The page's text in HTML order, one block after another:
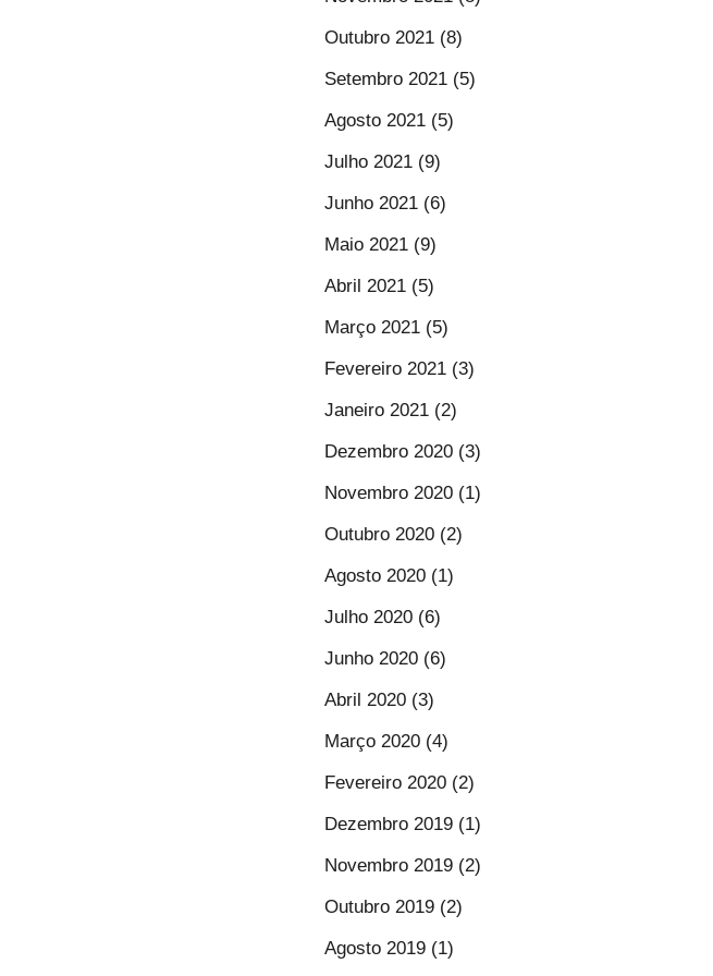
Outubro 2021 (8)
Setembro 2021 (5)
Agosto 2021 (5)
Julho 2021 (9)
Junho 2021 (6)
Maio 2021 (9)
Abril 2021 (5)
Março 2021 (5)
Fevereiro 2021 (3)
Janeiro 2021 (2)
Dezembro 2020 (3)
Novembro 2020 (1)
Outubro 2020 (2)
Agosto 2020 (1)
Julho 2020 (6)
Junho 2020 (6)
Abril 2020 (3)
Março 2020 (4)
Fevereiro 2020 (2)
Dezembro 2019 (1)
Novembro 2019 (2)
Outubro 2019 (2)
Agosto 2019 (1)